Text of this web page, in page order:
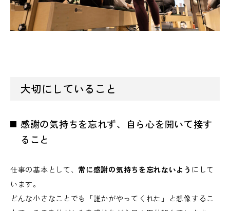
大切にしていること
感謝の気持ちを忘れず、自ら心を開いて接す
ること
仕事の基本として、 常に感謝の気持ちを忘れないよう にして
います。
どんな小さなことでも「誰かがやってくれた」と想像するこ